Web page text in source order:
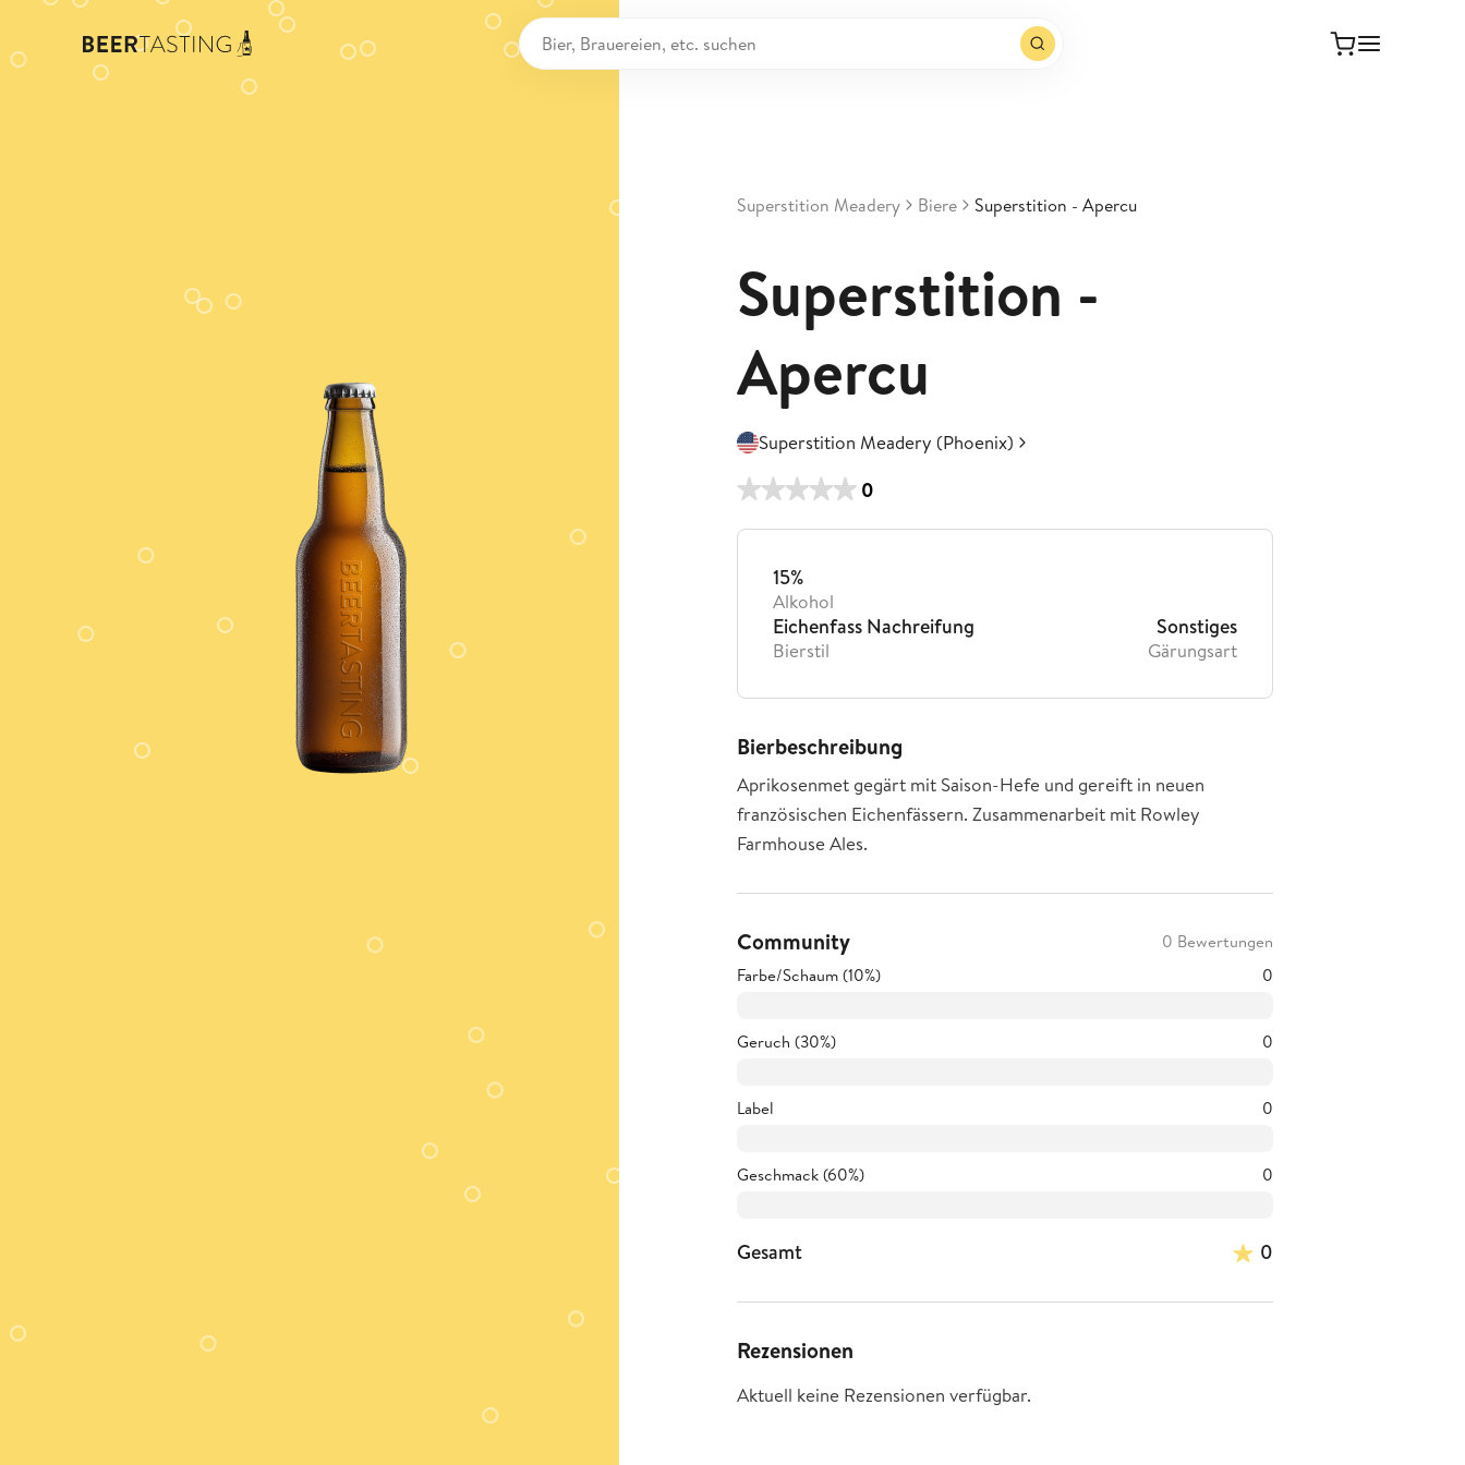
Superstition Meadery Biere Superstition - Apercu
Superstition -
Apercu
Superstition Meadery (Phoenix)
0
15%
Alkohol
Eichenfass Nachreifung
Bierstil
Sonstiges
Gärungsart
Bierbeschreibung
Aprikosenmet gegärt mit Saison-Hefe und gereift in neuen
französischen Eichenfässern. Zusammenarbeit mit Rowley
Farmhouse Ales.
Community
0 Bewertungen
Farbe/Schaum (10%)
0
Geruch (30%) 0
Label 0
Geschmack (60%) 0
Gesamt 0
Rezensionen
Aktuell keine Rezensionen verfügbar.